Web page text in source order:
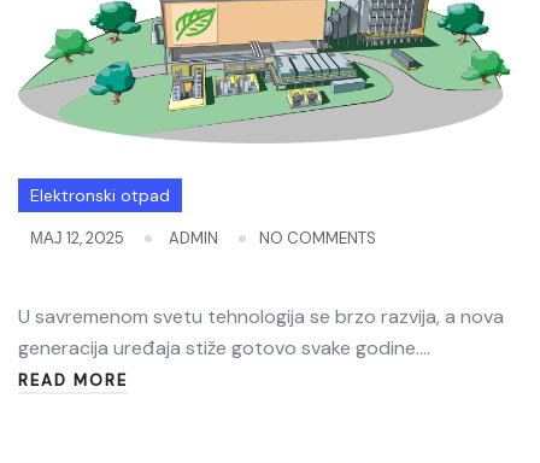
Elektronski otpad
МАЈ 12, 2025 ADMIN NO COMMENTS
U savremenom svetu tehnologija se brzo razvija, a nova
generacija uređaja stiže gotovo svake godine.…
READ MORE